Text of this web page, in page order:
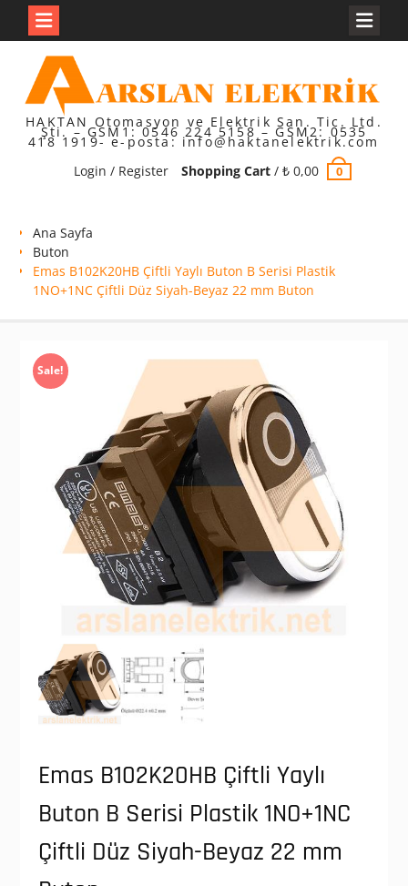
content
HAKTAN Otomasyon ve Elektrik San. Tic. Ltd.
Şti. – GSM1: 0546 224 5158 – GSM2: 0535
418 1919- e-posta: info@haktanelektrik.com
Login / Register
Shopping Cart/ ₺0,00 0
Ana Sayfa
Buton
Emas B102K20HB Çiftli Yaylı Buton B Serisi Plastik
1NO+1NC Çiftli Düz Siyah-Beyaz 22 mm Buton
Sale!
Emas B102K20HB Çiftli Yaylı
Buton B Serisi Plastik 1NO+1NC
Çiftli Düz Siyah-Beyaz 22 mm